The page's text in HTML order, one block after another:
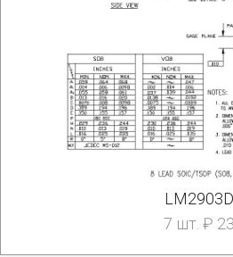
LM2903D
7 шт. ₽ 23